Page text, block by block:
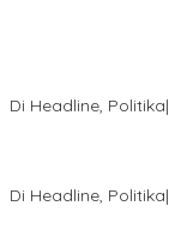
Di Headline, Politika|
Di Headline, Politika|